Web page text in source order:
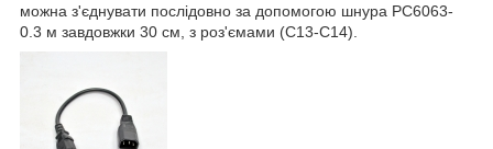
можна з'єднувати послідовно за допомогою шнура PC6063-
0.3 м завдовжки 30 см, з роз'ємами (С13-С14).